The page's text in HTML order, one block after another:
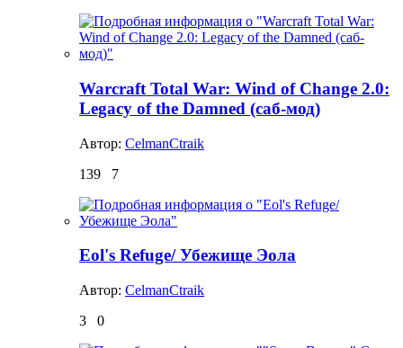
Warcraft Total War: Wind of Change 2.0:
Legacy of the Damned (саб-мод)
Автор: CelmanCtraik
139
7
Eol's Refuge/ Убежище Эола
Автор: CelmanCtraik
3
0